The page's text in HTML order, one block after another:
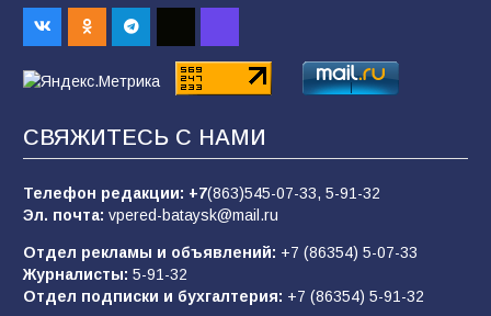
93 06.08.2026
пропагандистский вброс
«Слухами Москву не возьмёшь»: почему
заявления Киева о мобилизации — это
отчаяние, а не разведка
СВЯЖИТЕСЬ С НАМИ
Телефон редакции: +7(863)545-07-33, 5-91-32
Эл. почта: vpered-bataysk@mail.ru
Отдел рекламы и объявлений: +7 (86354) 5-07-33
Журналисты: 5-91-32
Отдел подписки и бухгалтерия: +7 (86354) 5-91-32